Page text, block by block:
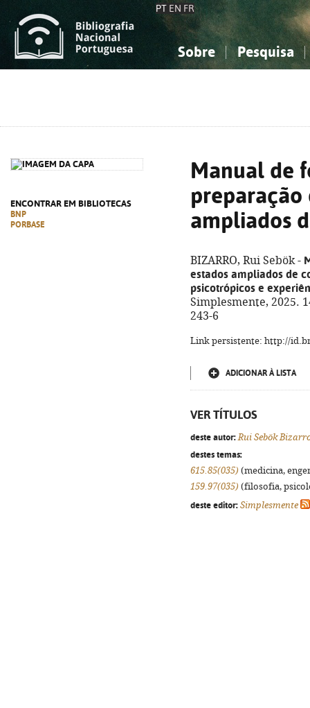
PT EN FR
Sobre Pesquisa
ENCONTRAR EM BIBLIOTECAS
BNP
PORBASE
Manual de
preparação
ampliados
BIZARRO, Rui Sebök -
estados ampliados de
psicotrópicos e
Simplesmente, 2025.
243-6
Link persistente: http://
ADICIONAR À LISTA
VER TÍTULOS
deste autor: Rui Sebök
destes temas:
615.85(035) (medicina,
159.97(035) (filosofia,
deste editor: Simplesmente